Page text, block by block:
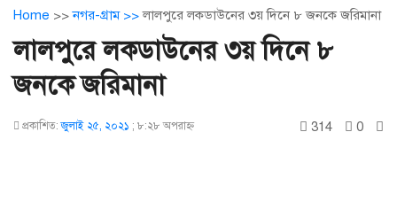
Home >>নগর-গ্রাম >>লালপুরে লকডাউনের ৩য় দিনে ৮ জনকে জরিমানা
লালপুরে লকডাউনের ৩য় দিনে ৮
জনকে জরিমানা
প্রকাশিত:জুলাই ২৫, ২০২১ ; ৮:২৮ অপরাহ্ণ 314 0